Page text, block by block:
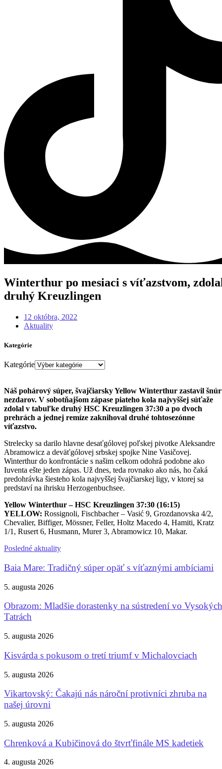
Winterthur po mesiaci s víťazstvom,
druhý Kreuzlingen
12 októbra, 2022
Aktuality
Kategórie
Kategórie
Náš pohárový súper, švajčiarsky Yellow Winterthur zastavil
nezdarov. V sobotňajšom zápase piateho kola najvyššej súťaže
zdolal v tabuľke druhý HSC Kreuzlingen 37:30 a po dvoch
prehrách a jednej remíze zaknihoval druhé tohtosezónne
víťazstvo.
Strelecky sa darilo hlavne desaťgólovej poľskej pivotke Aleksandre
Abramowicz a deväťgólovej srbskej spojke Nine Vasičovej.
Winterthur do konfrontácie s našim celkom odohrá podobne ako
Iuventa ešte jeden zápas. Už dnes, teda rovnako ako nás, ho čaká
predohrávka šiesteho kola najvyššej švajčiarskej ligy, v ktorej sa
predstaví na ihrisku Herzogenbuchsee.
Yellow Winterthur – HSC Kreuzlingen 37:30 (16:15)
YELLOW: Rossignoli, Fischbacher – Vasić 9, Grozdanovska 4/2,
Chevalier, Biffiger, Mössner, Feller, Holtz Macedo 4, Hamiti, Kratz
1/1, Rusert 6, Husmann, Murer 3, Abramowicz 10, Makar.
Posledné aktuality
Baia Mare: Tradičný súper opäť s víťaznými ambíciami
5. augusta 2026
Obrazom: Mladšie dorastenky na sústredení vo Vysokých
Tatrách
5. augusta 2026
Kisvárda s pokusom o tretí triumf v Michalovciach
5. augusta 2026
Vikartovský: Čakajú nás nároční protivníci zhruba na
našej úrovni
5. augusta 2026
Chrenková a Kubičinová do štvrťfinále MS kadetiek
4. augusta 2026